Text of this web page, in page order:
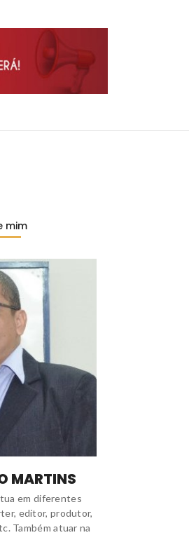
mim
MARTINS
em diferentes
editor, produtor,
Também atuar na